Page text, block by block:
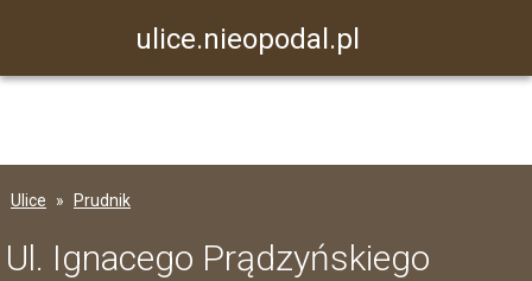
ulice.nieopodal.pl
Ulice Prudnik
Ul. Ignacego Prądzyńskiego